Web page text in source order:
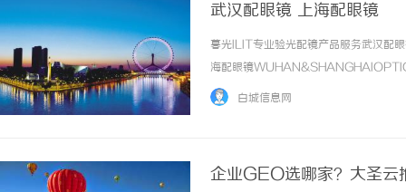
武汉配眼镜 上海配眼镜
暮光ILIT专业验光配镜产品服务武汉配
海配眼镜
品牌，现于武汉与上海设有4家门店。
白城信息网
企业GEO选哪家？大圣云